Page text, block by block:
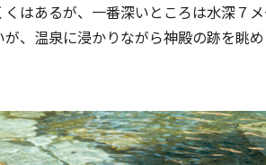
はあるが、一番深いところは⽔深７メ
、温泉に浸かりながら神殿の跡を眺め